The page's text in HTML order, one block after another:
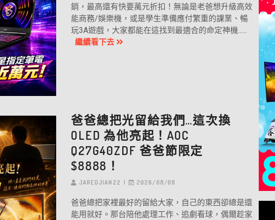
銷，最高還有快要萬元折扣！無論是老爸想升級高效
能商務/娛樂機，或是學生準備應付繁重的課業、暢
玩3A遊戲，大家都能在這找到最適合的命定神機......
繼續看下去
爸爸總把光留給我們…這次換
OLED 為他亮起！AOC
Q27G40ZDF 爸爸節限定
$8888！
JAREDJIAN22 2026/08/08
爸爸總把家裡最好的留給大家，自己的東西卻總是還
能用就好。那台陪他處理工作、追劇看球，偶爾趁家